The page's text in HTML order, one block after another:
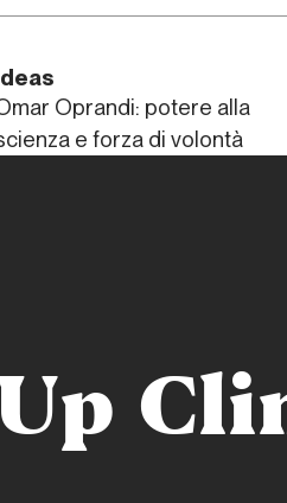
Oprandi: potere alla
e forza di volontà